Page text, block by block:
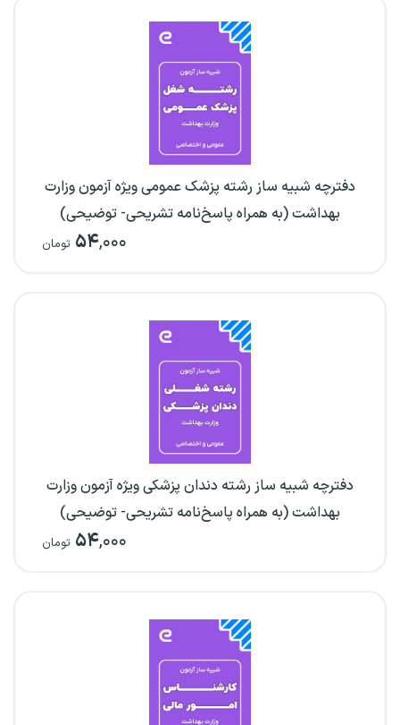
دفترچه شبیه ساز رشته پزشک عمومی ویژه آزمون وزارت
بهداشت (به همراه پاسخ‌نامه تشریحی- توضیحی)
۵۴,۰۰۰ تومان
دفترچه شبیه ساز رشته دندان پزشکی ویژه آزمون وزارت
بهداشت (به همراه پاسخ‌نامه تشریحی- توضیحی)
۵۴,۰۰۰ تومان